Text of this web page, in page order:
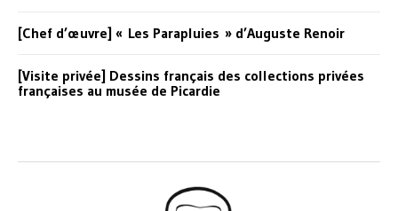
[Chef d’œuvre] « Les Parapluies » d’Auguste Renoir
[Visite privée] Dessins français des collections privées
françaises au musée de Picardie